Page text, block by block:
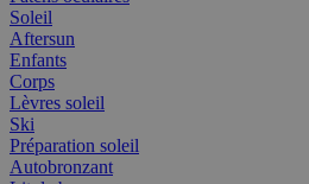
Soleil
Aftersun
Enfants
Corps
Lèvres soleil
Ski
Préparation soleil
Autobronzant